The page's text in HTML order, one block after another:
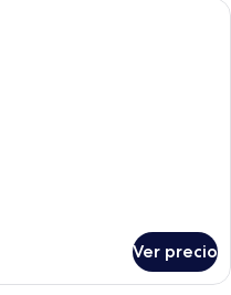
balcón con sillas blancas y una
Ver precio